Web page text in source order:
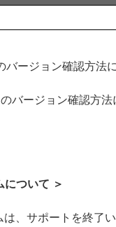
バージョン確認方法
バージョン確認方
について ＞
は、サポートを終了